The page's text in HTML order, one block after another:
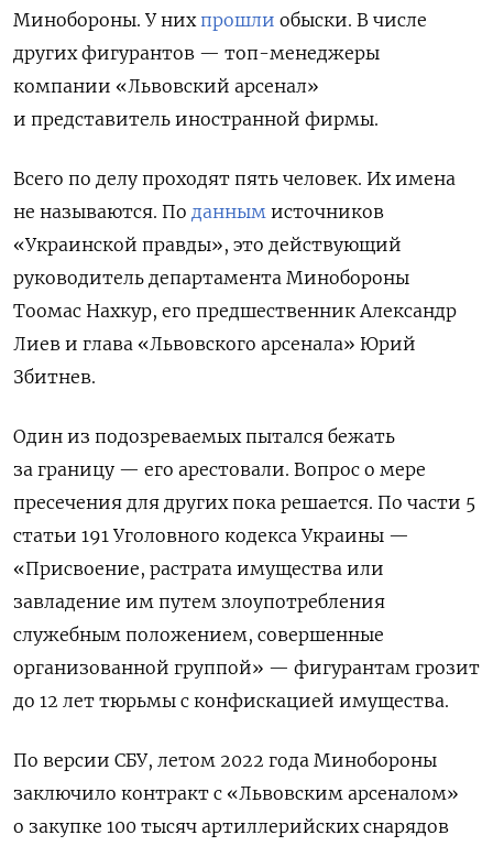
Минобороны. У них прошли обыски. В числе
других фигурантов — топ-менеджеры
компании «Львовский арсенал»
и представитель иностранной фирмы.
Всего по делу проходят пять человек. Их имена
не называются. По данным источников
«Украинской правды», это действующий
руководитель департамента Минобороны
Тоомас Нахкур, его предшественник Александр
Лиев и глава «Львовского арсенала» Юрий
Збитнев.
Один из подозреваемых пытался бежать
за границу — его арестовали. Вопрос о мере
пресечения для других пока решается. По части 5
статьи 191 Уголовного кодекса Украины —
«Присвоение, растрата имущества или
завладение им путем злоупотребления
служебным положением, совершенные
организованной группой» — фигурантам грозит
до 12 лет тюрьмы с конфискацией имущества.
По версии СБУ, летом 2022 года Минобороны
заключило контракт с «Львовским арсеналом»
о закупке 100 тысяч артиллерийских снарядов